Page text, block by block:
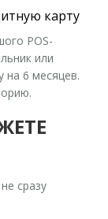
карту
POS-
или
на 6 месяцев.
сразу